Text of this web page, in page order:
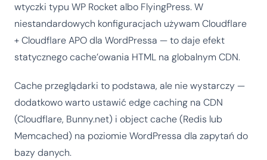
wtyczki typu WP Rocket albo FlyingPress. W
niestandardowych konfiguracjach używam Cloudflare
+ Cloudflare APO dla WordPressa — to daje efekt
statycznego cache’owania HTML na globalnym CDN.
Cache przeglądarki to podstawa, ale nie wystarczy —
dodatkowo warto ustawić edge caching na CDN
(Cloudflare, Bunny.net) i object cache (Redis lub
Memcached) na poziomie WordPressa dla zapytań do
bazy danych.